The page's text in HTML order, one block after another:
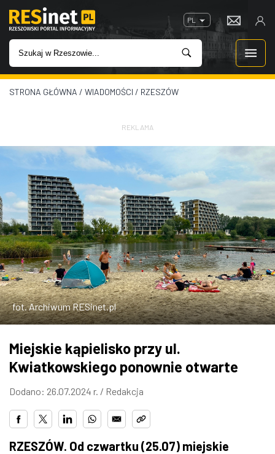
PL
WIADOMOŚCI
IMPREZY
ROZRYWKA
W KINACH
GASTRONOMIA
ZDJĘCIA
W RZESZOWIE
STRONA GŁÓWNA / WIADOMOŚCI / RZESZÓW
REKLAMA
fot. Archiwum RESinet.pl
Miejskie kąpielisko przy ul.
Kwiatkowskiego ponownie otwarte
Dodano: 26.07.2024 r. / Redakcja
RZESZÓW. Od czwartku (25.07) miejskie